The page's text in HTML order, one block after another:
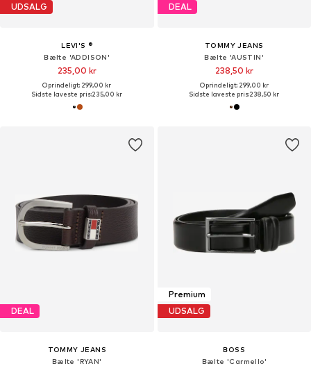
UDSALG
LEVI'S ®
Bælte 'ADDISON'
235,00 kr
Oprindeligt: 299,00 kr
Sidste laveste pris:235,00 kr
DEAL
TOMMY JEANS
Bælte 'AUSTIN'
238,50 kr
Oprindeligt: 299,00 kr
Sidste laveste pris:238,50 kr
DEAL
TOMMY JEANS
Bælte 'RYAN'
Premium
UDSALG
BOSS
Bælte 'Carmello'